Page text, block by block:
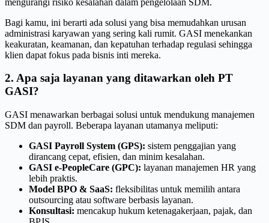
Bagi kamu, ini berarti ada solusi yang bisa memudahkan urusan
administrasi karyawan yang sering kali rumit. GASI menekankan
keakuratan, keamanan, dan kepatuhan terhadap regulasi sehingga
klien dapat fokus pada bisnis inti mereka.
2. Apa saja layanan yang ditawarkan oleh PT
GASI?
GASI menawarkan berbagai solusi untuk mendukung manajemen
SDM dan payroll. Beberapa layanan utamanya meliputi:
GASI Payroll System (GPS): sistem penggajian yang
dirancang cepat, efisien, dan minim kesalahan.
GASI e-PeopleCare (GPC): layanan manajemen HR yang
lebih praktis.
Model BPO & SaaS: fleksibilitas untuk memilih antara
outsourcing atau software berbasis layanan.
Konsultasi: mencakup hukum ketenagakerjaan, pajak, dan